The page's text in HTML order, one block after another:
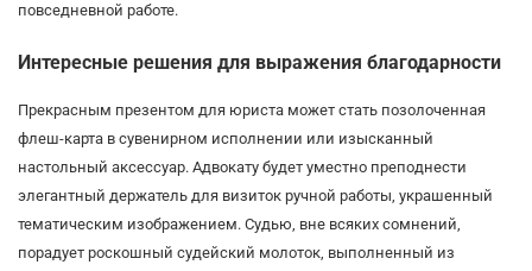
повседневной работе.
Интересные решения для выражения благодарности
Прекрасным презентом для юриста может стать позолоченная
флеш-карта в сувенирном исполнении или изысканный
настольный аксессуар. Адвокату будет уместно преподнести
элегантный держатель для визиток ручной работы, украшенный
тематическим изображением. Судью, вне всяких сомнений,
порадует роскошный судейский молоток, выполненный из